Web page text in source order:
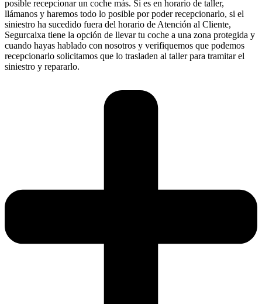
posible recepcionar un coche más. Si es en horario de taller,
llámanos y haremos todo lo posible por poder recepcionarlo, si el
siniestro ha sucedido fuera del horario de Atención al Cliente,
Segurcaixa tiene la opción de llevar tu coche a una zona protegida y
cuando hayas hablado con nosotros y verifiquemos que podemos
recepcionarlo solicitamos que lo trasladen al taller para tramitar el
siniestro y repararlo.